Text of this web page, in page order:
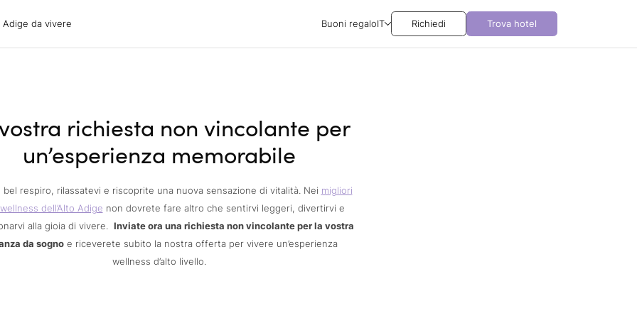
Adige da vivere Buoni regaloIT Richiedi Trova hotel
richiesta non vincolante per
un’esperienza memorabile
bel respiro, rilassatevi e riscoprite una nuova sensazione di vitalità. Nei migliori
dell’Alto Adige non dovrete fare altro che sentirvi leggeri, divertirvi e
alla gioia di vivere.
Inviate ora una richiesta non vincolante per la vostra
da sognoe riceverete subito la nostra offerta per vivere un’esperienza
wellness d’alto livello.